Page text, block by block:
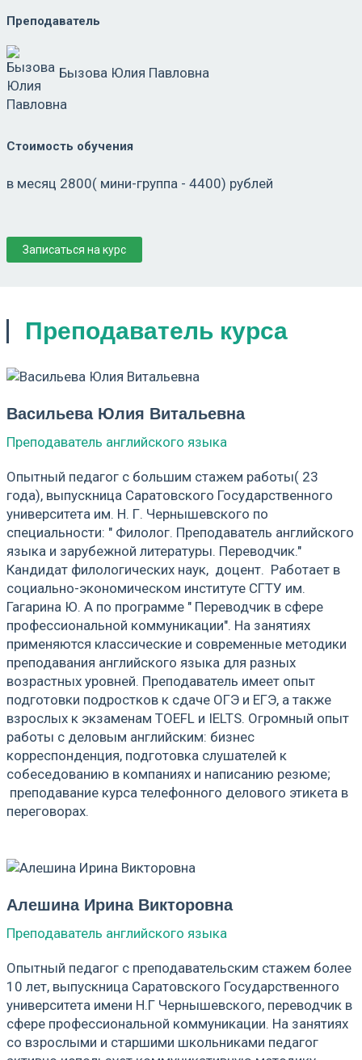
Преподаватель
Бызова Юлия Павловна
Стоимость обучения
в месяц 2800( мини-группа - 4400) рублей
Записаться на курс
Преподаватель курса
Васильева Юлия Витальевна
Преподаватель английского языка
Опытный педагог с большим стажем работы( 23
года), выпускница Саратовского Государственного
университета им. Н. Г. Чернышевского по
специальности: " Филолог. Преподаватель английского
языка и зарубежной литературы. Переводчик."
Кандидат филологических наук, доцент. Работает в
социально-экономическом институте СГТУ им.
Гагарина Ю. А по программе " Переводчик в сфере
профессиональной коммуникации". На занятиях
применяются классические и современные методики
преподавания английского языка для разных
возрастных уровней. Преподаватель имеет опыт
подготовки подростков к сдаче ОГЭ и ЕГЭ, а также
взрослых к экзаменам TOEFL и IELTS. Огромный опыт
работы с деловым английским: бизнес
корреспонденция, подготовка слушателей к
собеседованию в компаниях и написанию резюме;
преподавание курса телефонного делового этикета в
переговорах.
Алешина Ирина Викторовна
Преподаватель английского языка
Опытный педагог с преподавательским стажем более
10 лет, выпускница Саратовского Государственного
университета имени Н.Г Чернышевского, переводчик в
сфере профессиональной коммуникации. На занятиях
со взрослыми и старшими школьниками педагог